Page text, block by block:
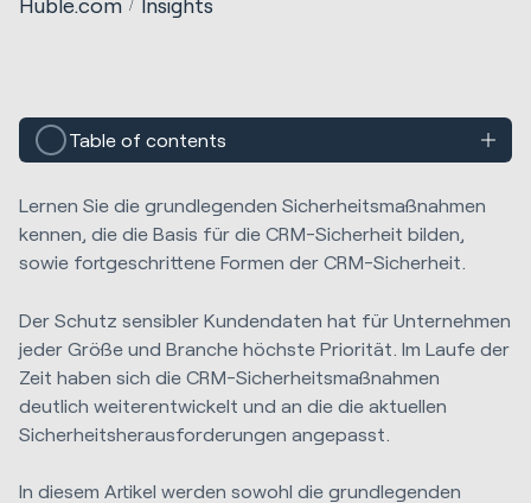
Table of contents
Lernen Sie die grundlegenden Sicherheitsmaßnahmen
kennen, die die Basis für die CRM-Sicherheit bilden,
sowie fortgeschrittene Formen der CRM-Sicherheit.
Der Schutz sensibler Kundendaten hat für Unternehmen
jeder Größe und Branche höchste Priorität. Im Laufe der
Zeit haben sich die CRM-Sicherheitsmaßnahmen
deutlich weiterentwickelt und an die die aktuellen
Sicherheitsherausforderungen angepasst.
In diesem Artikel werden sowohl die grundlegenden